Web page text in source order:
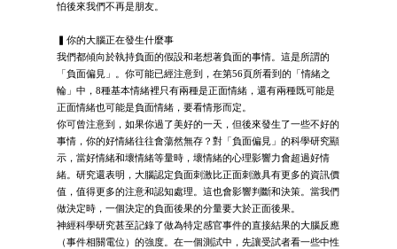
怕後來我們不再是朋友。
▍你的大腦正在發生什麼事
我們都傾向於執持負面的假設和老想著負面的事情。這是所謂的
「負面偏見」。你可能已經注意到，在第56頁所看到的「情緒之
輪」中，8種基本情緒裡只有兩種是正面情緒，還有兩種既可能是
正面情緒也可能是負面情緒，要看情形而定。
你可曾注意到，如果你過了美好的一天，但後來發生了一些不好的
事情，你的好情緒往往會蕩然無存？對「負面偏見」的科學研究顯
示，當好情緒和壞情緒等量時，壞情緒的心理影響力會超過好情
緒。研究還表明，大腦認定負面刺激比正面刺激具有更多的資訊價
值，值得更多的注意和認知處理。這也會影響判斷和決策。當我們
做決定時，一個決定的負面後果的分量要大於正面後果。
神經科學研究甚至記錄了做為特定感官事件的直接結果的大腦反應
（事件相關電位）的強度。在一個測試中，先讓受試者看一些中性